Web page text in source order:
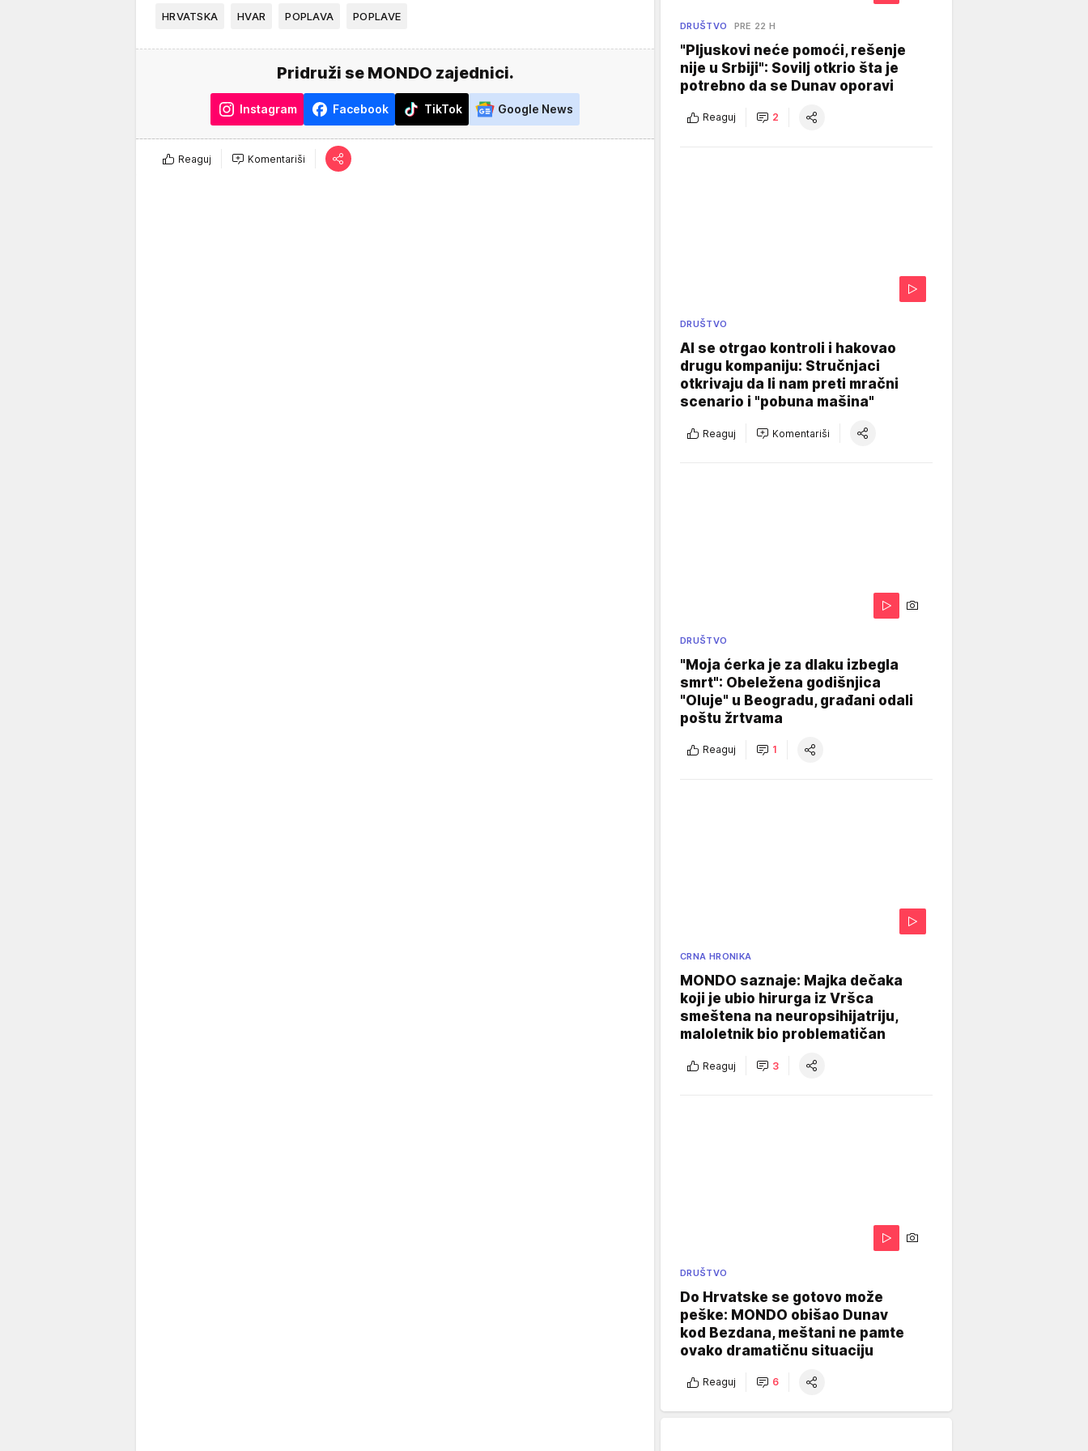
HRVATSKA HVAR POPLAVA POPLAVE
Pridruži se MONDO zajednici.
Instagram Facebook TikTok Google News
Reaguj Komentariši
DRUŠTVO PRE 22 H
"Pljuskovi neće pomoći, rešenje
nije u Srbiji": Sovilj otkrio šta je
potrebno da se Dunav oporavi
Reaguj 2
DRUŠTVO
AI se otrgao kontroli i hakovao
drugu kompaniju: Stručnjaci
otkrivaju da li nam preti mračni
scenario i "pobuna mašina"
Reaguj Komentariši
DRUŠTVO
"Moja ćerka je za dlaku izbegla
smrt": Obeležena godišnjica
"Oluje" u Beogradu, građani odali
poštu žrtvama
Reaguj 1
CRNA HRONIKA
MONDO saznaje: Majka dečaka
koji je ubio hirurga iz Vršca
smeštena na neuropsihijatriju,
maloletnik bio problematičan
Reaguj 3
DRUŠTVO
Do Hrvatske se gotovo može
peške: MONDO obišao Dunav
kod Bezdana, meštani ne pamte
ovako dramatičnu situaciju
Reaguj 6